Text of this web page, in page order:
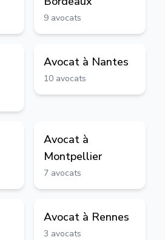
9 avocats
Avocat à Nantes
10 avocats
Avocat à
Montpellier
7 avocats
Avocat à Rennes
3 avocats